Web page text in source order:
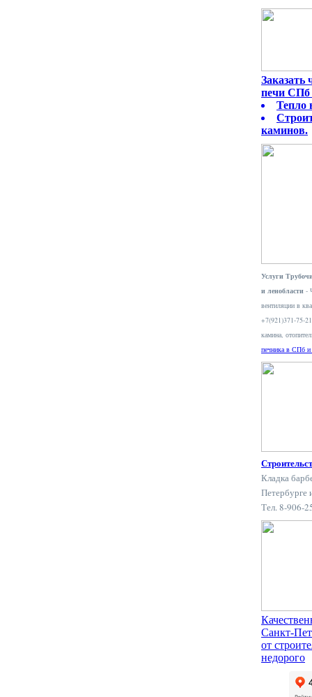
Заказать
печи СПб
Тепло
каминов.
Услуги
и ленобласти -
вентиляции в
+7(921)371-75-
камина,
печника в СПб и
Кладка
Петербурге
Тел. 8-906-
Санкт-
от
недорого